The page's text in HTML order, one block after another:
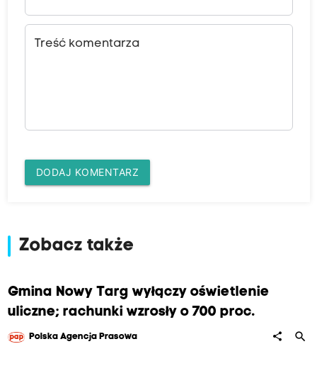
Treść komentarza
DODAJ KOMENTARZ
Zobacz także
Gmina Nowy Targ wyłączy oświetlenie
uliczne; rachunki wzrosły o 700 proc.
Polska Agencja Prasowa share search